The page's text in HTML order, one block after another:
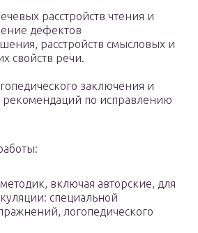
расстройств чтения и
дефектов
расстройств смысловых и
свойств речи.
заключения и
рекомендаций по исправлению
включая авторские, для
специальной
логопедического